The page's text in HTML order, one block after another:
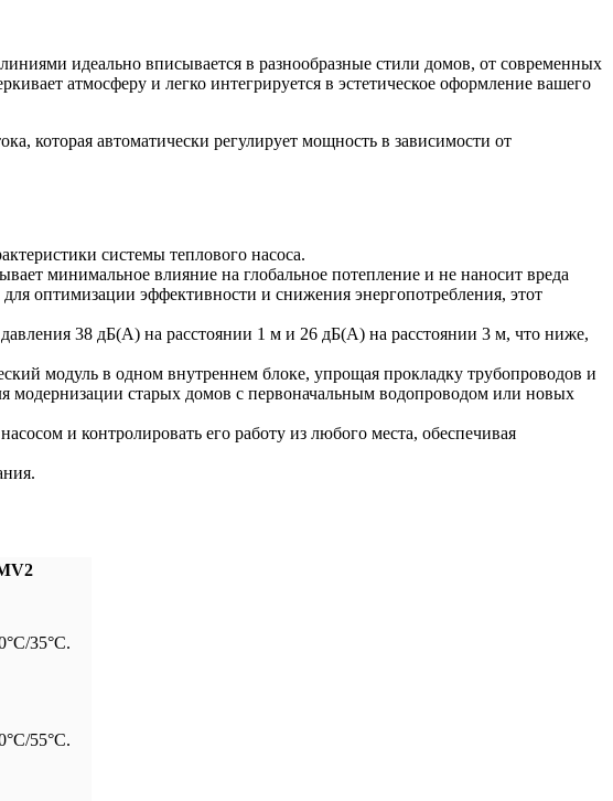
идеально вписывается в разнообразные стили домов, от современных
атмосферу и легко интегрируется в эстетическое оформление вашего
которая автоматически регулирует мощность в зависимости от
системы теплового насоса.
минимальное влияние на глобальное потепление и не наносит вреда
оптимизации эффективности и снижения энергопотребления, этот
38 дБ(А) на расстоянии 1 м и 26 дБ(А) на расстоянии 3 м, что ниже,
модуль в одном внутреннем блоке, упрощая прокладку трубопроводов и
модернизации старых домов с первоначальным водопроводом или новых
и контролировать его работу из любого места, обеспечивая
35°C.
55°C.